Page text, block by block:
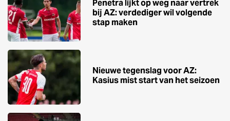
Penetra lijkt op weg naar vertrek
bij AZ: verdediger wil volgende
stap maken
Nieuwe tegenslag voor AZ:
Kasius mist start van het seizoen